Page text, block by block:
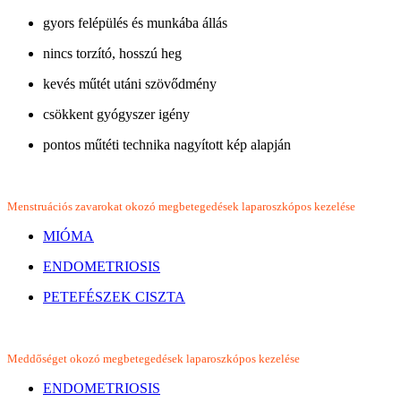
gyors felépülés és munkába állás
nincs torzító, hosszú heg
kevés műtét utáni szövődmény
csökkent gyógyszer igény
pontos műtéti technika nagyított kép alapján
Menstruációs zavarokat okozó megbetegedések laparoszkópos kezelése
MIÓMA
ENDOMETRIOSIS
PETEFÉSZEK CISZTA
Meddőséget okozó megbetegedések laparoszkópos kezelése
ENDOMETRIOSIS